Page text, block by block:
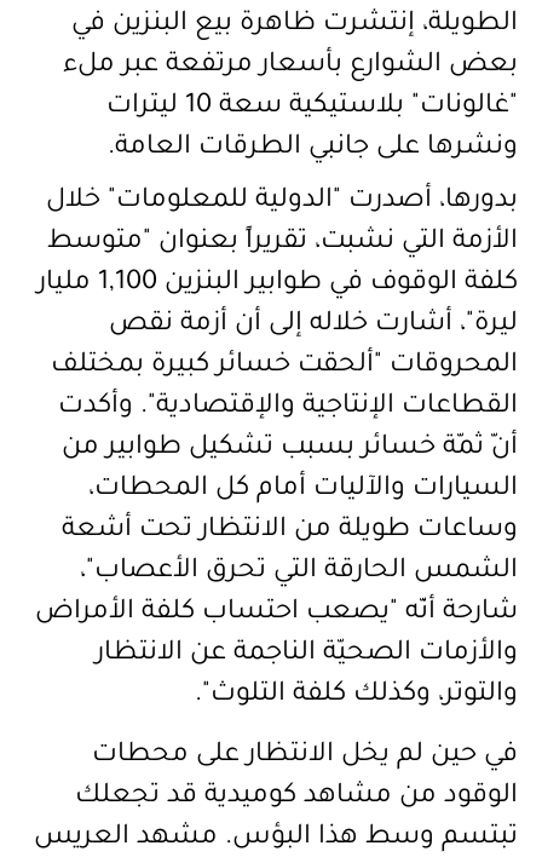
الطويلة، إنتشرت ظاهرة بيع البنزين في
بعض الشوارع بأسعار مرتفعة عبر ملء
"غالونات" بلاستيكية سعة 10 ليترات
ونشرها على جانبي الطرقات العامة.
بدورها، أصدرت
"الدولية للمعلومات" خلال
الأزمة التي نشبت، تقريراً بعنوان "متوسط
كلفة الوقوف في طوابير البنزين 1,100 مليار
ليرة"، أشارت خلاله إلى أن أزمة نقص
المحروقات "ألحقت خسائر كبيرة بمختلف
القطاعات الإنتاجية والإقتصادية". وأكدت
أنّ ثمّة خسائر بسبب تشكيل طوابير من
السيارات والآليات أمام كل المحطات،
وساعات طويلة من الانتظار تحت أشعة
الشمس الحارقة التي تحرق الأعصاب"،
شارحة أنّه "يصعب احتساب كلفة الأمراض
والأزمات الصحيّة الناجمة عن الانتظار
والتوتر، وكذلك كلفة التلوث".
في حين لم يخل الانتظار على محطات
الوقود من مشاهد كوميدية قد تجعلك
تبتسم وسط هذا البؤس. مشهد العريس